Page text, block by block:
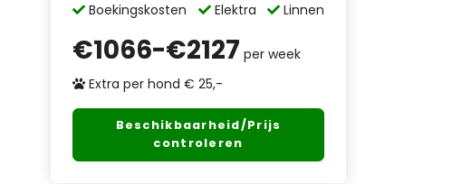
Boekingskosten Elektra Linnen
€1066-€2127 per week
Extra per hond € 25,-
Beschikbaarheid/Prijs
controleren